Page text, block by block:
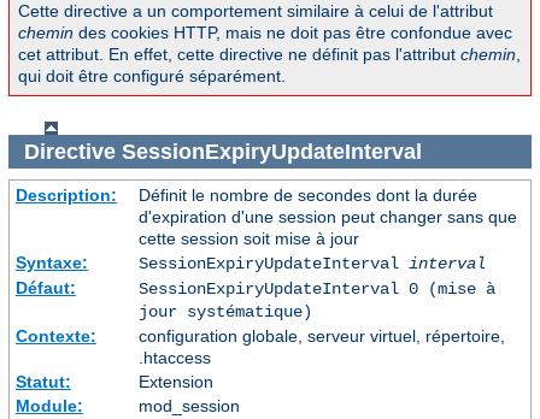
Cette directive a un comportement similaire à celui de l'attribut
chemin des cookies HTTP, mais ne doit pas être confondue avec
cet attribut. En effet, cette directive ne définit pas l'attribut chemin
qui doit être configuré séparément.
Directive SessionExpiryUpdateInterval
Description:
Définit le nombre de secondes dont la durée
d'expiration d'une session peut changer sans que
cette session soit mise à jour
Syntaxe:
SessionExpiryUpdateInterval interval
Défaut:
SessionExpiryUpdateInterval 0 (mise à
jour systématique)
Contexte:
configuration globale, serveur virtuel, répertoire,
.htaccess
Statut:
Extension
Module:
mod_session